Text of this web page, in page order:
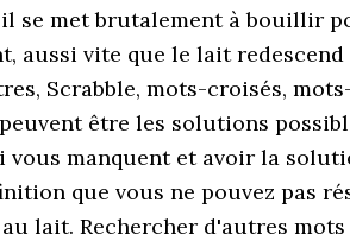
se met brutalement à bouillir
aussi vite que le lait
Scrabble, mots-croisés,
être les solutions
manquent et avoir la
que vous ne pouvez pas
lait. Rechercher d'autres mots